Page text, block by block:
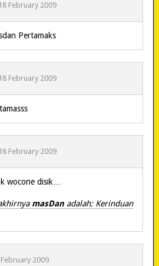
18 February 2009
Pertamaks
18 February 2009
18 February 2009
wocone disik…
masDan adalah: Kerinduan
February 2009